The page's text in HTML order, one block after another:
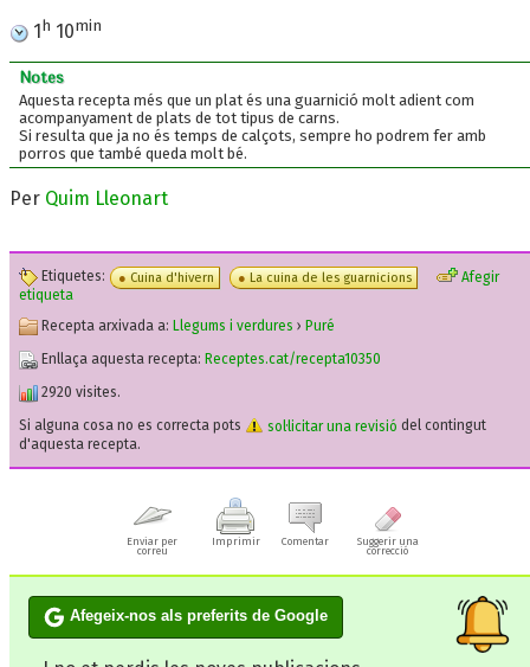
1 h 10min
Notes
Aquesta recepta més que un plat és una guarnició molt adient com
acompanyament de plats de tot tipus de carns.
Si resulta que ja no és temps de calçots, sempre ho podrem fer amb
porros que també queda molt bé.
Per Quim Lleonart
Etiquetes: Cuina d'hivern La cuina de les guarnicions
Afegir
etiqueta
Recepta arxivada a: Llegums i verdures › Puré
Enllaça aquesta recepta: Receptes.cat/recepta10350
2920 visites.
Si alguna cosa no es correcta pots
sol·licitar una revisió del contingut
d'aquesta recepta.
Enviar per
correu
Imprimir Comentar
Suggerir una
correcció
Afegeix-nos als preferits de Google